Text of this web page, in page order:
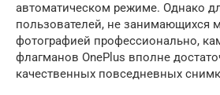
автоматическом режиме. Однако
пользователей, не занимающихся
фотографией профессионально,
флагманов OnePlus вполне
качественных повседневных